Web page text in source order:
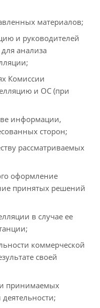
материалов;
и руководителей
анализа
Комиссии
и ОС (при
информации,
сторон;
рассматриваемых
оформление
принятых решений
в случае ее
коммерческой
своей
принимаемых